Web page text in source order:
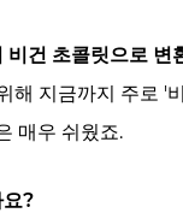
건 초콜릿으로 변
해 지금까지 주로 '
매우 쉬웠죠.
?